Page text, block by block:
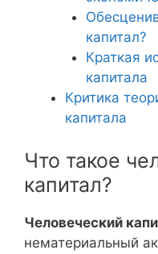
капитал?
Краткая
капитала
Критика
капитала
Что такое
капитал?
Человеческий
нематериальный